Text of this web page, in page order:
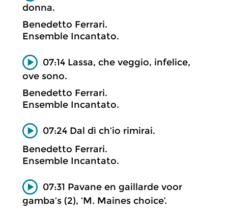
donna.
Benedetto Ferrari.
Ensemble Incantato.
07:14 Lassa, che veggio, infelice,
ove sono.
Benedetto Ferrari.
Ensemble Incantato.
07:24 Dal dì ch’io rimirai.
Benedetto Ferrari.
Ensemble Incantato.
07:31 Pavane en gaillarde voor
gamba’s (2), ‘M. Maines choice’.